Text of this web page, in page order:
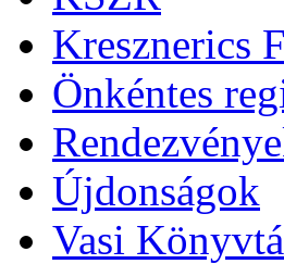
Kresznerics
Önkéntes
Újdonságok
Vasi